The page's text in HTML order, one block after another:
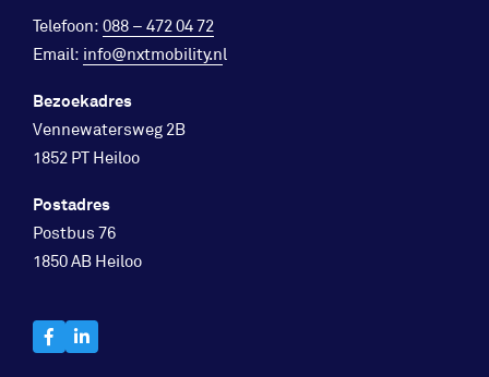
Telefoon: 088 – 472 04 72
Email: info@nxtmobility.nl
Bezoekadres
Vennewatersweg 2B
1852 PT Heiloo
Postadres
Postbus 76
1850 AB Heiloo